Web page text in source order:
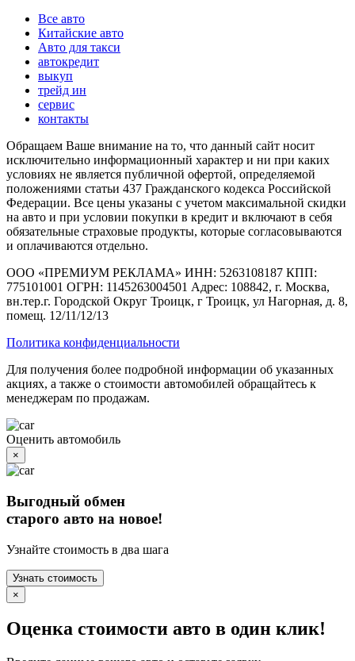
Все авто
Китайские авто
Авто для такси
автокредит
выкуп
трейд ин
сервис
контакты
Обращаем Ваше внимание на то, что данный сайт носит
исключительно информационный характер и ни при каких
условиях не является публичной офертой, определяемой
положениями статьи 437 Гражданского кодекса Российской
Федерации. Все цены указаны с учетом максимальной скидки
на авто и при условии покупки в кредит и включают в себя
обязательные страховые продукты, которые согласовываются
и оплачиваются отдельно.
ООО «ПРЕМИУМ РЕКЛАМА» ИНН: 5263108187 КПП:
775101001 ОГРН: 1145263004501 Адрес: 108842, г. Москва,
вн.тер.г. Городской Округ Троицк, г Троицк, ул Нагорная, д. 8,
помещ. 12/11/12/13
Политика конфиденциальности
Для получения более подробной информации об указанных
акциях, а также о стоимости автомобилей обращайтесь к
менеджерам по продажам.
Оценить автомобиль
×
Выгодный обмен
старого авто на новое!
Узнайте стоимость в два шага
Узнать стоимость
×
Оценка стоимости авто в один клик!